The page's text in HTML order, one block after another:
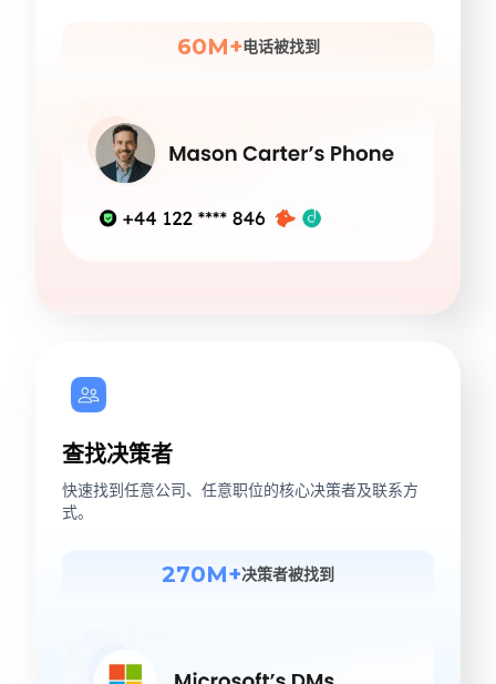
60M+电话被找到
查找决策者
快速找到任意公司、任意职位的核心决策者及联系方
式。
270M+决策者被找到